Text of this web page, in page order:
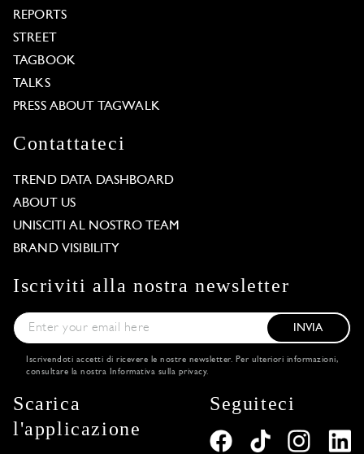
REPORTS
STREET
TAGBOOK
TALKS
PRESS ABOUT TAGWALK
Contattateci
TREND DATA DASHBOARD
ABOUT US
UNISCITI AL NOSTRO TEAM
BRAND VISIBILITY
Iscriviti alla nostra newsletter
INVIA
Iscrivendoti accetti di ricevere le nostre newsletter. Per ulteriori informazioni,
consultare la nostra
Informativa sulla privacy.
Scarica
l'applicazione
Seguiteci